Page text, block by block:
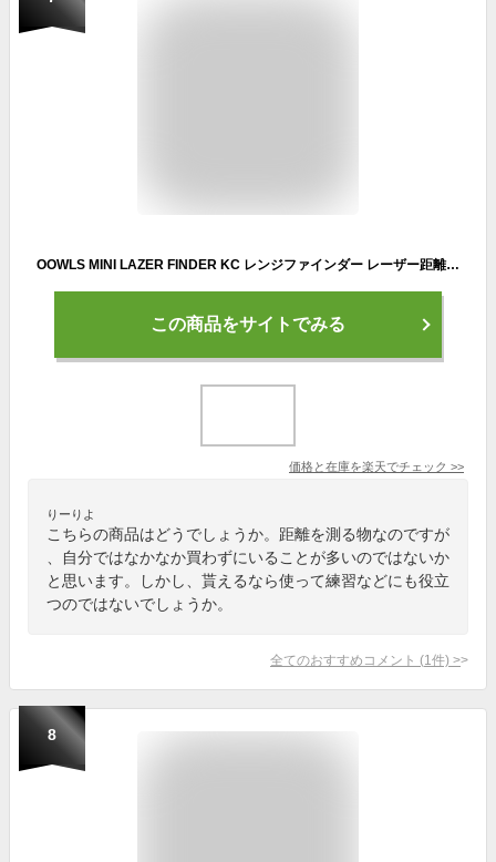
OOWLS MINI LAZER FINDER KC レンジファインダー レーザー距離器 距離測定器 レーザー距離測定器 レーザー測定器 レーザー ゴルフ 女子ゴルフ 男子ゴルフ ゴルフグッズ ゴルフ用品 距離計 スイング 測定器 計測 小物 コンパクト 最小 JYPHZ001-KC ジーパーズオリジナルモデル
この商品をサイトでみる
価格と在庫を楽天でチェック >>
りーりよ
こちらの商品はどうでしょうか。距離を測る物なのですが
、自分ではなかなか買わずにいることが多いのではないか
と思います。しかし、貰えるなら使って練習などにも役立
つのではないでしょうか。
全てのおすすめコメント (1 件) >
8